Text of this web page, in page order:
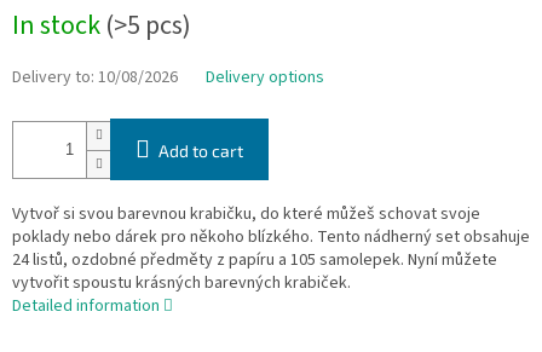
price:
In stock(>5 pcs)
Delivery to: 10/08/2026 Delivery options
Add to cart
Vytvoř si svou barevnou krabičku, do které můžeš schovat svoje
poklady nebo dárek pro někoho blízkého. Tento nádherný set obsahuje
24 listů, ozdobné předměty z papíru a 105 samolepek. Nyní můžete
vytvořit spoustu krásných barevných krabiček.
Detailed information